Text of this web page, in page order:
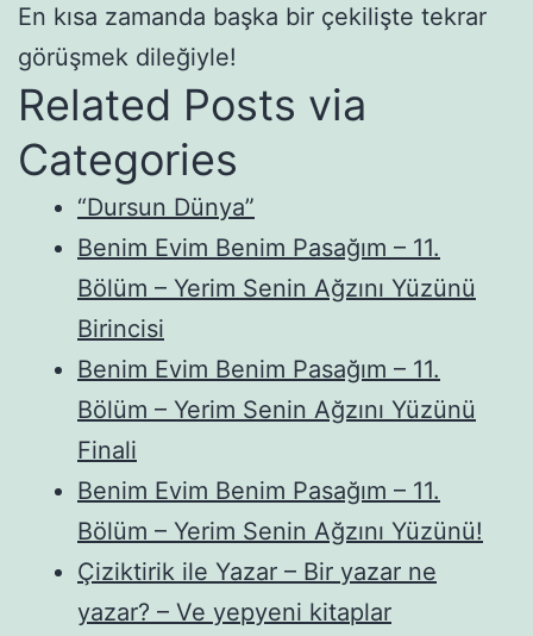
En kısa zamanda başka bir çekilişte tekrar
görüşmek dileğiyle!
Related Posts via
Categories
“Dursun Dünya”
Benim Evim Benim Pasağım – 11.
Bölüm – Yerim Senin Ağzını Yüzünü
Birincisi
Benim Evim Benim Pasağım – 11.
Bölüm – Yerim Senin Ağzını Yüzünü
Finali
Benim Evim Benim Pasağım – 11.
Bölüm – Yerim Senin Ağzını Yüzünü!
Çiziktirik ile Yazar – Bir yazar ne
yazar? – Ve yepyeni kitaplar